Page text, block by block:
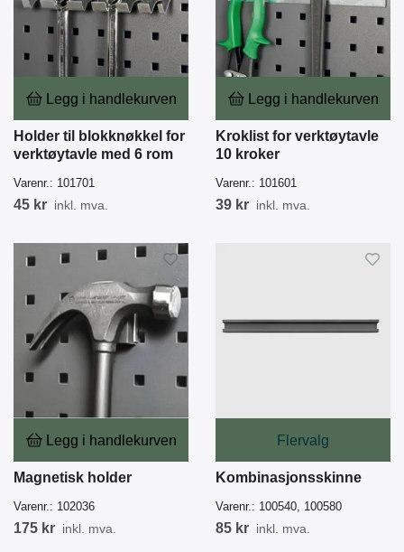
Legg i handlekurven
Holder til blokknøkkel for
verktøytavle med 6 rom
Varenr.: 101701
45 kr inkl. mva.
Legg i handlekurven
Kroklist for verktøytavle
10 kroker
Varenr.: 101601
39 kr inkl. mva.
Legg i handlekurven
Magnetisk holder
Varenr.: 102036
175 kr inkl. mva.
Flervalg
Kombinasjonsskinne
Varenr.: 100540, 100580
85 kr inkl. mva.